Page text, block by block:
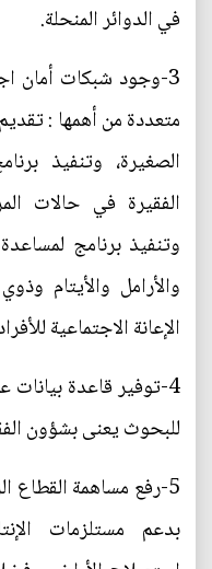
في الدوائر المنحلة.
3-وجود شبكات أمان
متعددة من أهمها :
الصغيرة، وتنفيذ
الفقيرة في حالات
وتنفيذ برنامج
والأرامل والأيتام
الإعانة الاجتماعية
4-توفير قاعدة
للبحوث يعنى بشؤون
5-رفع مساهمة القطاع
بدعم مستلزمات